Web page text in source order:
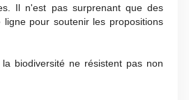
Il n'est pas surprenant que des
pour soutenir les propositions
biodiversité ne résistent pas non